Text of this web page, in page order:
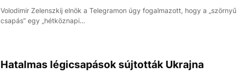
Volodimir Zelenszkij elnök a Telegramon úgy fogalmazott, hogy a „szörnyű
csapás” egy „hétköznapi…
Hatalmas légicsapások sújtották Ukrajna